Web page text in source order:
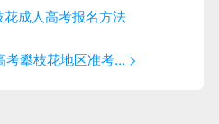
成人高考报名方法
攀枝花地区准考... >